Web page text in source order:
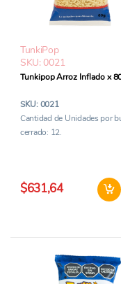
TunkiPop
SKU: 0021
Tunkipop Arroz Inflado x
SKU: 0021
Cantidad de Unidades por
cerrado: 12.
$631,64